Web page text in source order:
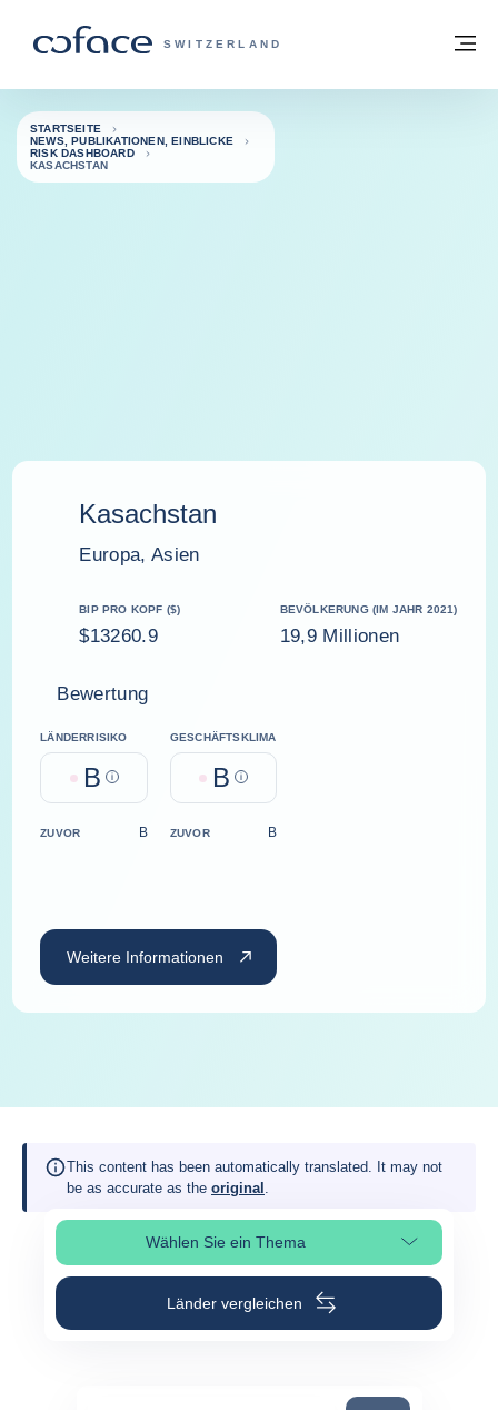
COFACE FOR TRADE - WEBSEITE DER
SWITZERLAND
Zurück zur Startseite
STARTSEITE
NEWS, PUBLIKATIONEN, EINBLICKE
RISK DASHBOARD
KASACHSTAN
Kasachstan
Europa, Asien
BIP PRO KOPF ($)
$13260.9
BEVÖLKERUNG (IM JAHR 2021)
19,9 Millionen
Bewertung
LÄNDERRISIKO
B Help
GESCHÄFTSKLIMA
B Help
ZUVOR B ZUVOR B
Weitere Informationen
This content has been automatically translated. It may not
be as accurate as the original .
Wählen Sie ein ThemaSeitenabschnitt auswählen
Länder vergleichen